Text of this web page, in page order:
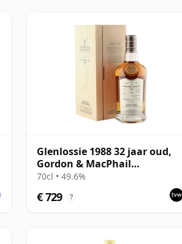
Glenlossie 1988 32 jaar oud,
Gordon & MacPhail
Connoisseurs Choice - Cask
70cl • 49.6%
€ 729 ?